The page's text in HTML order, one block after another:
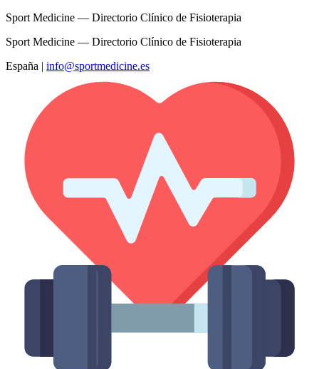
Sport Medicine — Directorio Clínico de Fisioterapia
Sport Medicine — Directorio Clínico de Fisioterapia
España | info@sportmedicine.es